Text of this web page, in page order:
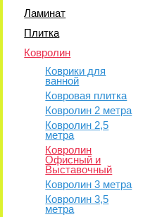
Ламинат
Плитка
Ковролин
Коврики для
ванной
Ковровая плитка
Ковролин 2 метра
Ковролин 2,5
метра
Ковролин
Офисный и
Выставочный
Ковролин 3 метра
Ковролин 3,5
метра